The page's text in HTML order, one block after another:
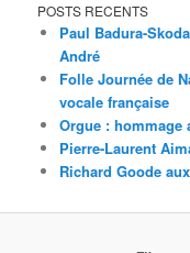
POSTS RECENTS
Paul Badura-
André
Folle Journée de
vocale française
Orgue : hommage
Pierre-Laurent
Richard Goode